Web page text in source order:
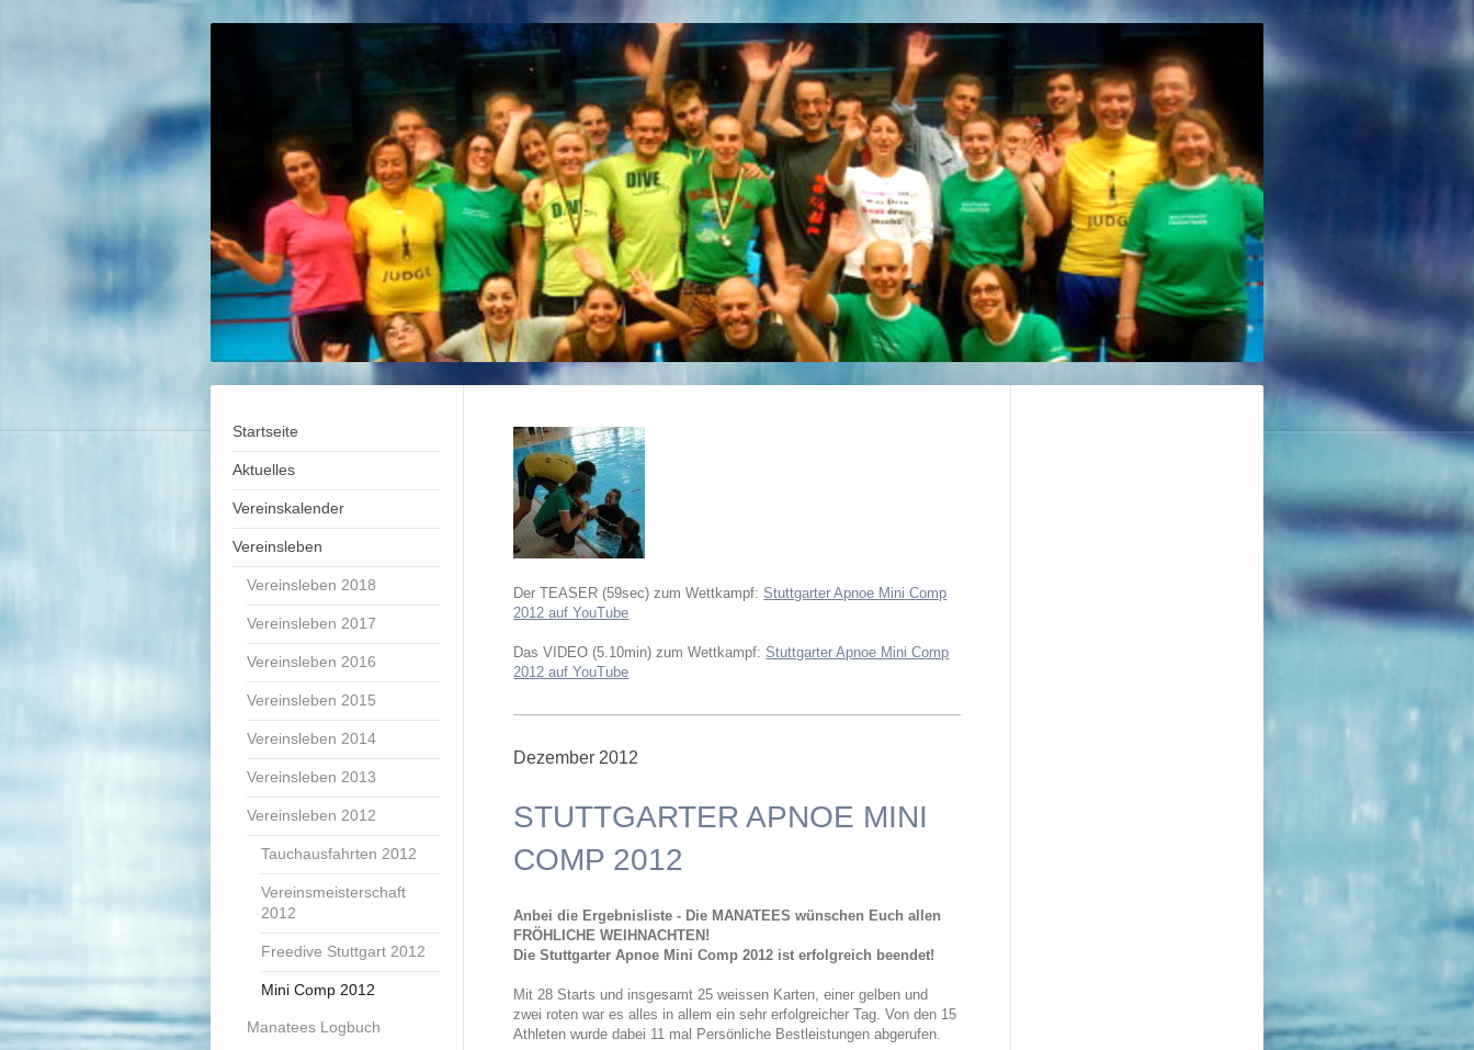
Startseite
Aktuelles
Vereinskalender
Vereinsleben
Vereinsleben 2018
Vereinsleben 2017
Vereinsleben 2016
Vereinsleben 2015
Vereinsleben 2014
Vereinsleben 2013
Vereinsleben 2012
Tauchausfahrten 2012
Vereinsmeisterschaft
2012
Freedive Stuttgart 2012
Mini Comp 2012
Manatees Logbuch
Der TEASER (59sec) zum Wettkampf:Stuttgarter Apnoe Mini Comp
2012 auf YouTube
Das VIDEO (5.10min) zum Wettkampf:Stuttgarter Apnoe Mini Comp
2012 auf YouTube
Dezember 2012
STUTTGARTER APNOE MINI
COMP 2012
Anbei die Ergebnisliste - Die MANATEES wünschen Euch allen
FRÖHLICHE WEIHNACHTEN!
Die Stuttgarter Apnoe Mini Comp 2012 ist erfolgreich beendet!
Mit 28 Starts und insgesamt 25 weissen Karten, einer gelben und
zwei roten war es alles in allem ein sehr erfolgreicher Tag. Von den 15
Athleten wurde dabei 11 mal Persönliche Bestleistungen abgerufen.